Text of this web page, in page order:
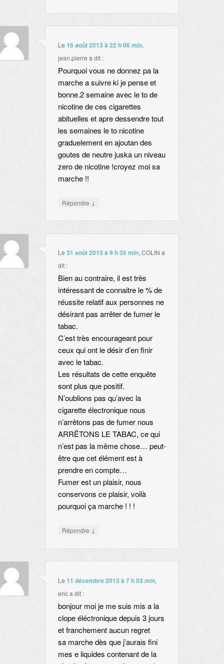
Le 16 août 2013 à 22 h 06 min,
jean.pierre a dit :
Pourquoi vous ne donnez pa la
marche a suivre ki je pense et
bonne.2 semaine avec le to de
nicotine de ces cigarettes
abituelles et apre dessendre tout
les semaines le to nicotine
graduelement en ajoutan des
goutes de neutre juska un niveau
zero de nicotine !croyez moi sa
marche !!
Répondre ↓
Le 31 août 2013 à 9 h 35 min, COLIN a
dit :
Bien au contraire, il est très
intéressant de connaitre le % de
réussite relatif aux personnes ne
désirant pas arrêter de fumer le
tabac.
C’est très encourageant pour
ceux qui ont le désir d’en finir
avec le tabac.
Les résultats de cette enquête
sont plus que positif.
N’oublions pas qu’avec la
cigarette électronique nous
n’arrêtons pas de fumer nous
ARRÊTONS LE TABAC, ce qui
n’est pas la même chose… peut-
être que cet élément est à
prendre en compte…
Fumer est un plaisir, nous
conservons ce plaisir, voilà
pourquoi ça marche ! ! !
Répondre ↓
Le 11 décembre 2013 à 7 h 03 min,
erica dit :
bonjour moi je me suis mis a la
clope éléctronique depuis 3 jours
et franchement aucun regret
sa marche dès que j’aurais fini
mes e liquides contenant de la